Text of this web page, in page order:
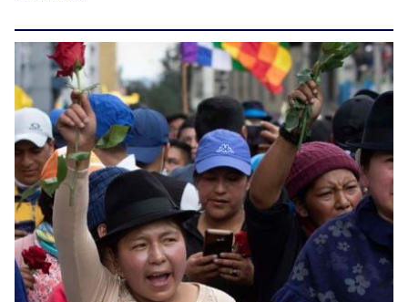
0 0 Twitter
cnegobec @cnegobec · 6 Jan 2025
🎙️ En las #Elecciones2021Ec,#EcuadorDebate
registró una audiencia aproximada de 6.5 millones
de visualizaciones.
🎙️ Así también, en los comicios seccionales de 2023,